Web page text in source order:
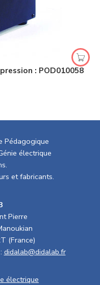
: POD010058
Pédagogique
électrique
et fabricants.
Pierre
(France)
didalab@didalab.fr
électrique